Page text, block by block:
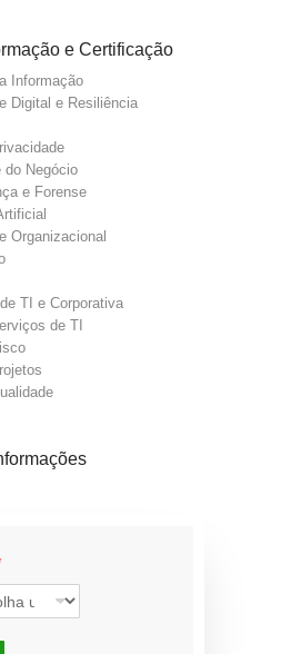
e Certificação
Informação
Digital e Resiliência
do Negócio
e Forense
Organizacional
TI e Corporativa
de TI